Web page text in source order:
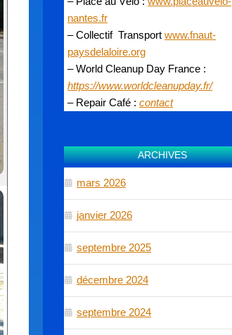
nantes.fr
– Collectif Transport www.fnaut-
paysdelaloire.org
– World Cleanup Day France :
https://www.worldcleanupday.fr/
– Repair Café : contact
ARCHIVES
mars 2026
janvier 2026
septembre 2025
décembre 2024
septembre 2024